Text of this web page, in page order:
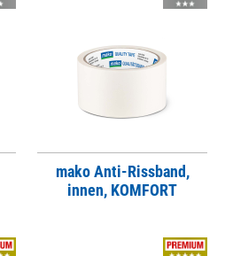
mako Anti-Rissband,
innen, KOMFORT